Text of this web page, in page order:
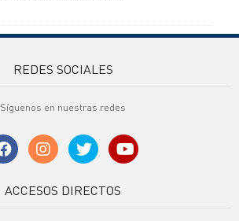
REDES SOCIALES
Síguenos en nuestras redes
ACCESOS DIRECTOS